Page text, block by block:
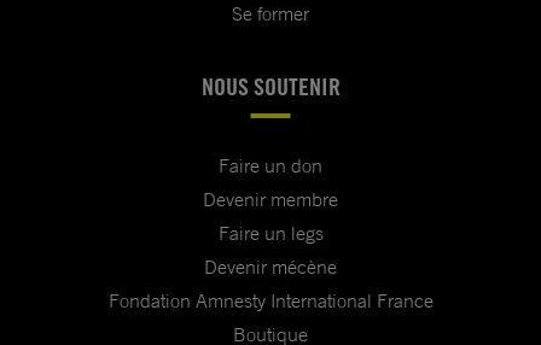
Se former
NOUS SOUTENIR
Faire un don
Devenir membre
Faire un legs
Devenir mécène
Fondation Amnesty International France
Boutique